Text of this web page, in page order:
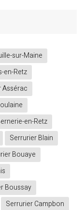
sur-Maine
en-Retz
Assérac
en-Retz
Serrurier Blain
Bouaye
Boussay
Serrurier Campbon